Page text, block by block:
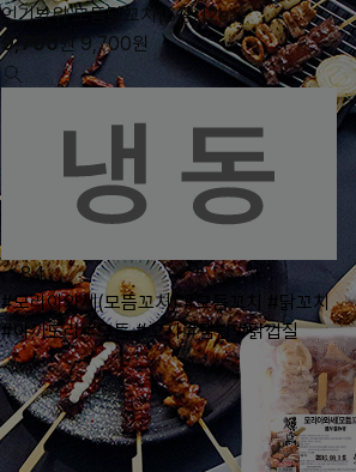
인기부위 모듬닭꼬치(6종/12ea)
9,700원 9,700원
84
#모리아와세(모듬꼬치) #모듬꼬치
#닭꼬치
#야끼도리 #모둠 #꼬지 #캠핑 #닭껍질